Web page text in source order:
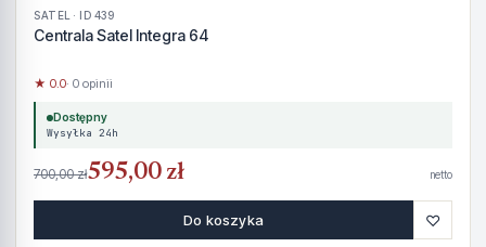
SATEL · ID 439
Centrala Satel Integra 64
★ 0.0· 0 opinii
Dostępny
Wysyłka 24h
700,00 zł595,00 zł netto
Do koszyka ♡